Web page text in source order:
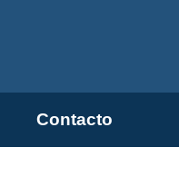
Contacto